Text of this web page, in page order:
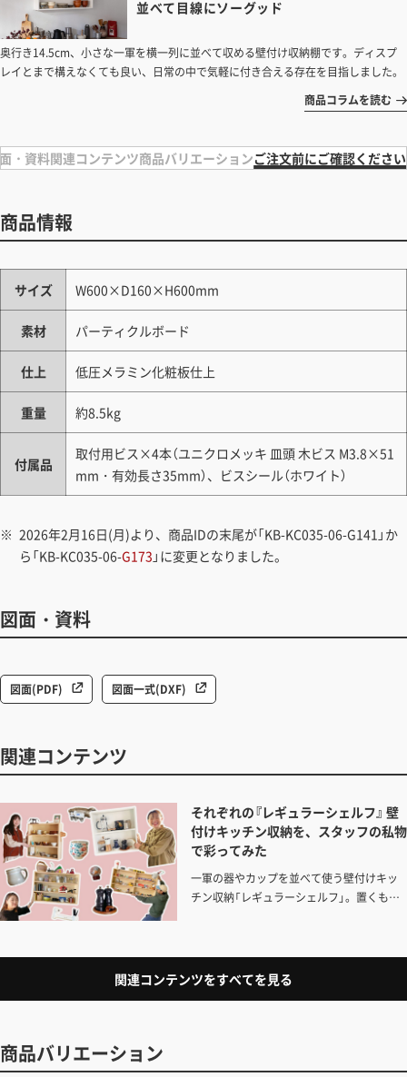
並べて目線にソーグッド
奥行き14.5cm、小さな一軍を横一列に並べて収める壁付け収納棚です。ディスプ
レイとまで構えなくても良い、日常の中で気軽に付き合える存在を目指しました。
商品コラムを読む
・資料関連コンテンツ商品バリエーションご注文前にご確認ください
商品情報
サイズ W600×D160×H600mm
素材 パーティクルボード
仕上 低圧メラミン化粧板仕上
重量 約8.5kg
付属品
取付用ビス×4本（ユニクロメッキ 皿頭 木ビス M3.8×51
mm・有効長さ35mm）、ビスシール（ホワイト）
2026年2月16日(月)より、商品IDの末尾が「KB-KC035-06-G141」か
ら「KB-KC035-06-G173 」に変更となりました。
図面・資料
図面(PDF) 図面一式(DXF)
関連コンテンツ
それぞれの『レギュラーシェルフ』 壁
付けキッチン収納を、スタッフの私物
で彩ってみた
一軍の器やカップを並べて使う壁付けキッ
チン収納「レギュラーシェルフ」。置くもの
「自分ならこう使う！」と編集した模様をお
届けします。
関連コンテンツをすべてを見る
商品バリエーション